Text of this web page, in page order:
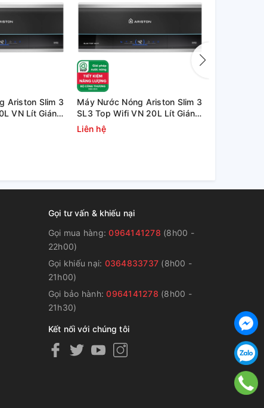
Ariston Slim 3
VN Lít Gián
Máy Nước Nóng Ariston Slim 3
SL3 Top Wifi VN 20L Lít Gián
Tiếp
Liên hệ
Gọi tư vấn & khiếu nại
Gọi mua hàng:0964141278 (8h00 -
22h00)
Gọi khiếu nại: 0364833737 (8h00 -
21h00)
Gọi bảo hành:0964141278 (8h00 -
21h30)
Kết nối với chúng tôi